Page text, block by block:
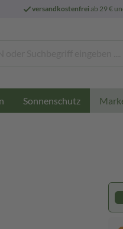
versandkostenfreiab 29 €
Sonnenschutz